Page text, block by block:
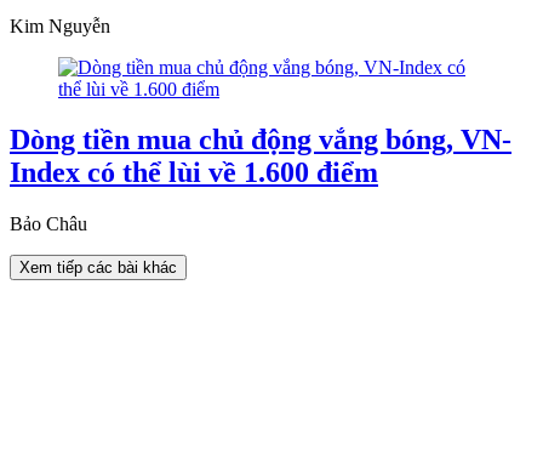
Kim Nguyễn
Dòng tiền mua chủ động vắng bóng, VN-
Index có thể lùi về 1.600 điểm
Bảo Châu
Xem tiếp các bài khác